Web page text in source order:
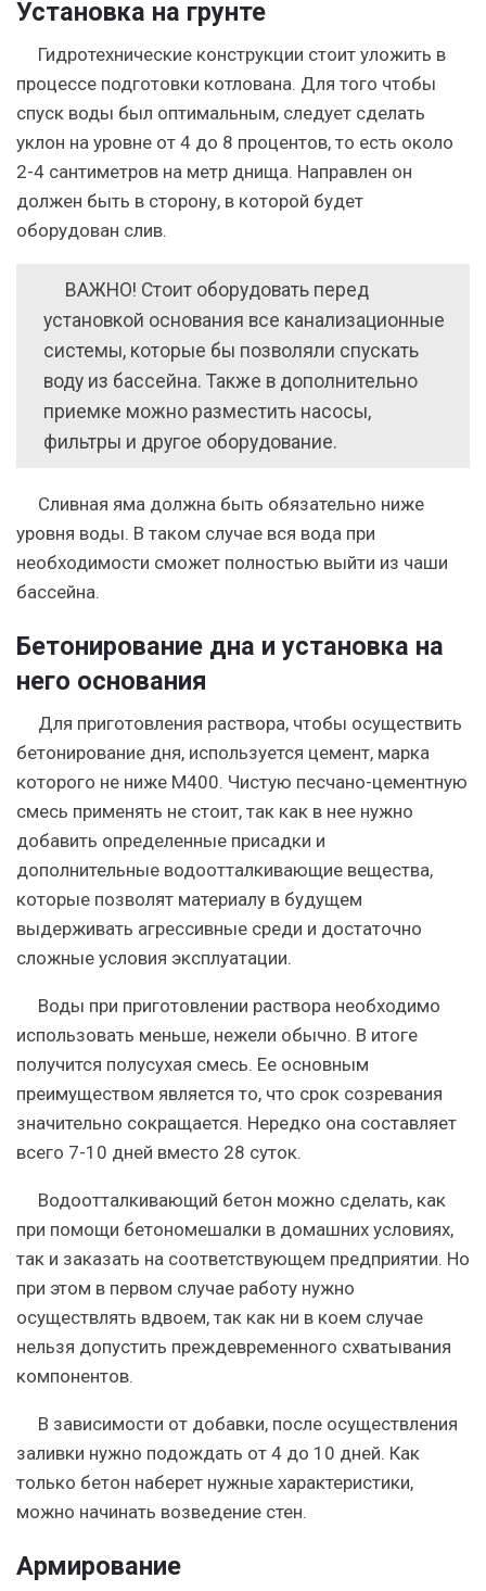
Установка на грунте
Гидротехнические конструкции стоит уложить в
процессе подготовки котлована. Для того чтобы
спуск воды был оптимальным, следует сделать
уклон на уровне от 4 до 8 процентов, то есть около
2-4 сантиметров на метр днища. Направлен он
должен быть в сторону, в которой будет
оборудован слив.
ВАЖНО! Стоит оборудовать перед
установкой основания все канализационные
системы, которые бы позволяли спускать
воду из бассейна. Также в дополнительно
приемке можно разместить насосы,
фильтры и другое оборудование.
Сливная яма должна быть обязательно ниже
уровня воды. В таком случае вся вода при
необходимости сможет полностью выйти из чаши
бассейна.
Бетонирование дна и установка на
него основания
Для приготовления раствора, чтобы осуществить
бетонирование дня, используется цемент, марка
которого не ниже М400. Чистую песчано-цементную
смесь применять не стоит, так как в нее нужно
добавить определенные присадки и
дополнительные водоотталкивающие вещества,
которые позволят материалу в будущем
выдерживать агрессивные среди и достаточно
сложные условия эксплуатации.
Воды при приготовлении раствора необходимо
использовать меньше, нежели обычно. В итоге
получится полусухая смесь. Ее основным
преимуществом является то, что срок созревания
значительно сокращается. Нередко она составляет
всего 7-10 дней вместо 28 суток.
Водоотталкивающий бетон можно сделать, как
при помощи бетономешалки в домашних условиях,
так и заказать на соответствующем предприятии. Но
при этом в первом случае работу нужно
осуществлять вдвоем, так как ни в коем случае
нельзя допустить преждевременного схватывания
компонентов.
В зависимости от добавки, после осуществления
заливки нужно подождать от 4 до 10 дней. Как
только бетон наберет нужные характеристики,
можно начинать возведение стен.
Армирование